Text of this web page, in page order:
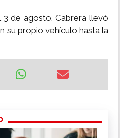
de agosto. Cabrera llevó
su propio vehículo hasta la